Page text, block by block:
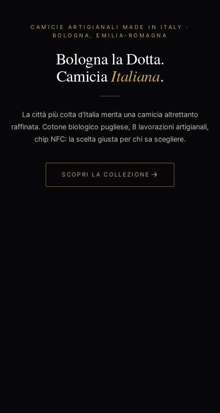
CAMICIE ARTIGIANALI MADE IN ITALY ·
BOLOGNA, EMILIA-ROMAGNA
Bologna la Dotta.
CamiciaItaliana.
La città più colta d'Italia merita una camicia altrettanto
raffinata. Cotone biologico pugliese, 8 lavorazioni artigianali,
chip NFC: la scelta giusta per chi sa scegliere.
SCOPRI LA COLLEZIONE